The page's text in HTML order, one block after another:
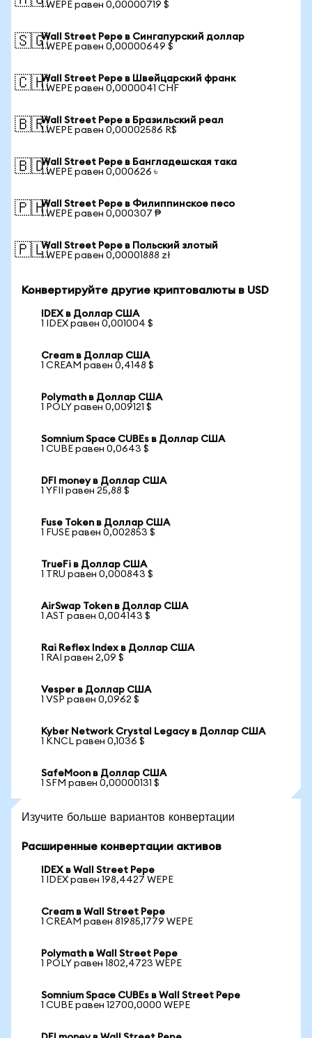
1 WEPE равен 0,00000719 $
🇸🇬Wall Street Pepe в Сингапурский доллар
1 WEPE равен 0,00000649 $
🇨🇭Wall Street Pepe в Швейцарский франк
1 WEPE равен 0,0000041 CHF
🇧🇷Wall Street Pepe в Бразильский реал
1 WEPE равен 0,00002586 R$
🇧🇩Wall Street Pepe в Бангладешская така
1 WEPE равен 0,000626 ৳
🇵🇭Wall Street Pepe в Филиппинское песо
1 WEPE равен 0,000307 ₱
🇵🇱Wall Street Pepe в Польский злотый
1 WEPE равен 0,00001888 zł
Конвертируйте другие криптовалюты в USD
IDEX в Доллар США
1 IDEX равен 0,001004 $
Cream в Доллар США
1 CREAM равен 0,4148 $
Polymath в Доллар США
1 POLY равен 0,009121 $
Somnium Space CUBEs в Доллар США
1 CUBE равен 0,0643 $
DFI money в Доллар США
1 YFII равен 25,88 $
Fuse Token в Доллар США
1 FUSE равен 0,002853 $
TrueFi в Доллар США
1 TRU равен 0,000843 $
AirSwap Token в Доллар США
1 AST равен 0,004143 $
Rai Reflex Index в Доллар США
1 RAI равен 2,09 $
Vesper в Доллар США
1 VSP равен 0,0962 $
Kyber Network Crystal Legacy в Доллар США
1 KNCL равен 0,1036 $
SafeMoon в Доллар США
1 SFM равен 0,00000131 $
Изучите больше вариантов конвертации
Расширенные конвертации активов
IDEX в Wall Street Pepe
1 IDEX равен 198,4427 WEPE
Cream в Wall Street Pepe
1 CREAM равен 81985,1779 WEPE
Polymath в Wall Street Pepe
1 POLY равен 1802,4723 WEPE
Somnium Space CUBEs в Wall Street Pepe
1 CUBE равен 12700,0000 WEPE